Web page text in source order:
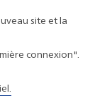
site et la
connexion".